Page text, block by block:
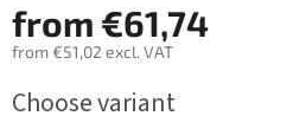
from €61,74
from €51,02 excl. VAT
price:
Choose variant